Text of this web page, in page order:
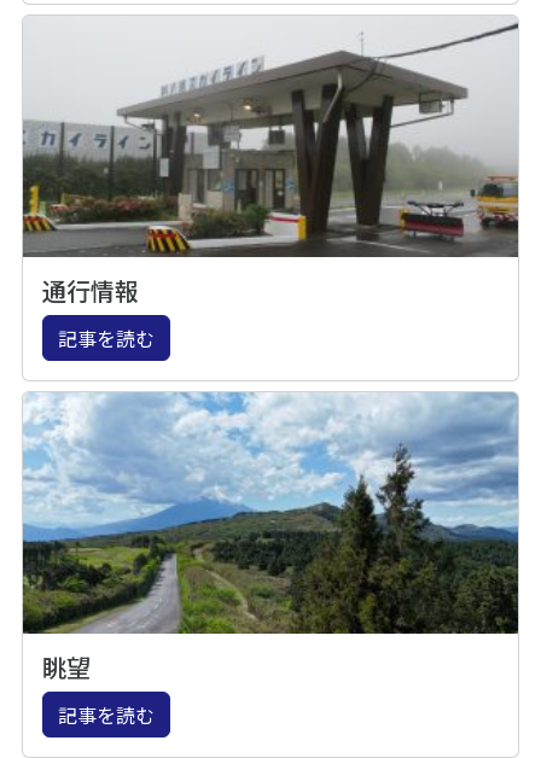
通行情報
記事を読む
眺望
記事を読む